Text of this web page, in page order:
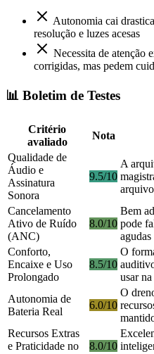
Autonomia cai
resolução e luzes acesas
Necessita de atenção
corrigidas, mas pedem
📊 Boletim de Testes
Critério
avaliado
Nota
Qualidade de
Áudio e
Assinatura
Sonora
9.5/10
A
Cancelamento
Ativo de Ruído
(ANC)
8.0/10
Bem
pode
Conforto,
Encaixe e Uso
Prolongado
8.5/10
O
usar
Autonomia de
Bateria Real
6.0/10
O
Recursos Extras
e Praticidade no
8.0/10